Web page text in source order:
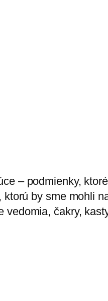
– podmienky,
by sme mohli
vedomia, čakry,